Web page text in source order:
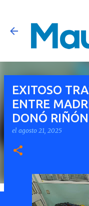
Ir al
EXITOSO
ENTRE
DONÓ
el agosto 21, 2025